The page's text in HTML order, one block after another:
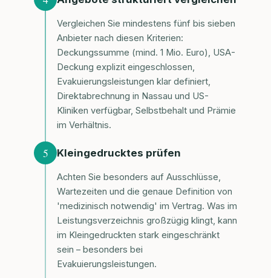
Vergleichen Sie mindestens fünf bis sieben
Anbieter nach diesen Kriterien:
Deckungssumme (mind. 1 Mio. Euro), USA-
Deckung explizit eingeschlossen,
Evakuierungsleistungen klar definiert,
Direktabrechnung in Nassau und US-
Kliniken verfügbar, Selbstbehalt und Prämie
im Verhältnis.
5 Kleingedrucktes prüfen
Achten Sie besonders auf Ausschlüsse,
Wartezeiten und die genaue Definition von
'medizinisch notwendig' im Vertrag. Was im
Leistungsverzeichnis großzügig klingt, kann
im Kleingedruckten stark eingeschränkt
sein – besonders bei
Evakuierungsleistungen.